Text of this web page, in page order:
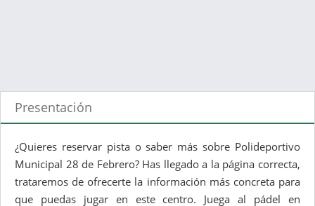
Presentación
¿Quieres reservar pista o saber más sobre Polideportivo
Municipal 28 de Febrero? Has llegado a la página correcta,
trataremos de ofrecerte la información más concreta para
que puedas jugar en este centro. Juega al pádel en